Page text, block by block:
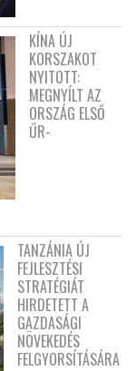
KÍNA ÚJ
KORSZAKOT
NYITOTT:
MEGNYÍLT AZ
ORSZÁG ELSŐ
ŰR-
TANZÁNIA ÚJ
FEJLESZTÉSI
STRATÉGIÁT
HIRDETETT A
GAZDASÁGI
NÖVEKEDÉS
FELGYORSÍTÁSÁRA